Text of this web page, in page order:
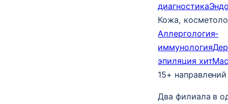
диагностика
Кожа,
Аллергология-
иммунология
эпиляция хит
15+
Два филиала в